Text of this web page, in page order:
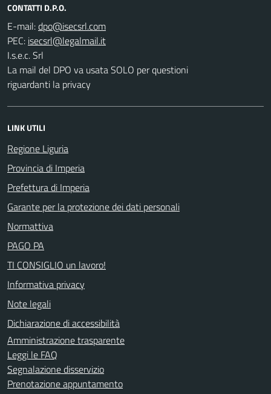
CONTATTI D.P.O.
E-mail:
PEC:
I.s.e.c. Srl
La mail del DPO va usata SOLO per questioni
riguardanti la privacy
LINK UTILI
Regione Liguria
Provincia di Imperia
Prefettura di Imperia
Garante per la protezione dei dati personali
Normattiva
PAGO PA
TI CONSIGLIO un lavoro!
Informativa privacy
Note legali
Dichiarazione di accessibilità
Amministrazione trasparente
Leggi le FAQ
Segnalazione disservizio
Prenotazione appuntamento